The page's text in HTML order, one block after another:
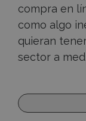
compra en
como algo
quieran
sector a